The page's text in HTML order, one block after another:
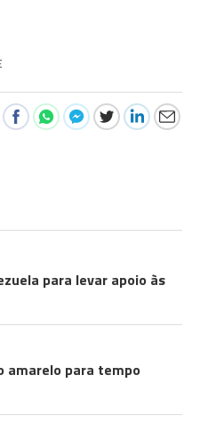
para levar apoio às
amarelo para tempo